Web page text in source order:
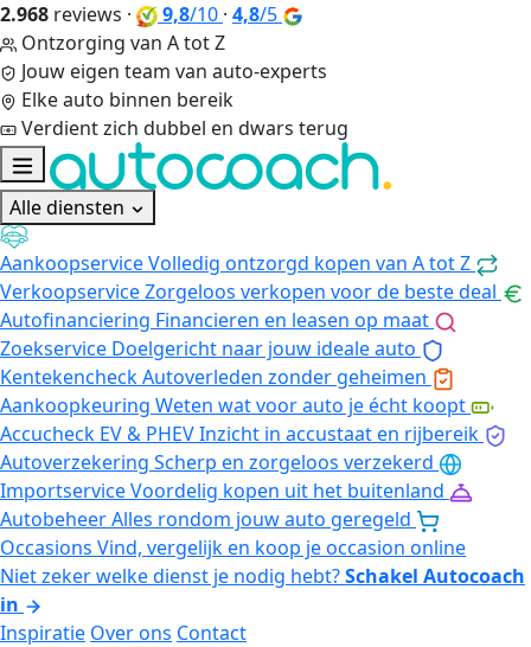
2.968 reviews · 9,8/10 · 4,8/5
Ontzorging van A tot Z
Jouw eigen team van auto-experts
Elke auto binnen bereik
Verdient zich dubbel en dwars terug
Alle diensten
AankoopserviceVolledig ontzorgd kopen van A tot Z
VerkoopserviceZorgeloos verkopen voor de beste deal
Autofinanciering Financieren en leasen op maat
Zoekservice Doelgericht naar jouw ideale auto
KentekencheckAutoverleden zonder geheimen
Aankoopkeuring Weten wat voor auto je écht koopt
Accucheck EV & PHEVInzicht in accustaat en rijbereik
Autoverzekering Scherp en zorgeloos verzekerd
ImportserviceVoordelig kopen uit het buitenland
AutobeheerAlles rondom jouw auto geregeld
Occasions Vind, vergelijk en koop je occasion online
Niet zeker welke dienst je nodig hebt?Schakel Autocoach
in
Inspiratie Over ons Contact